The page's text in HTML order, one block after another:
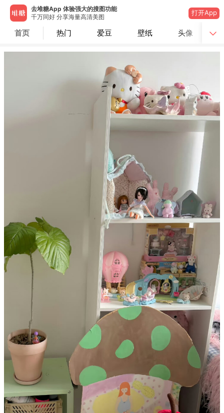
去堆糖App 体验强大的搜图功能
千万同好 分享海量高清美图
打开App
首页 热门 爱豆 壁纸 头像